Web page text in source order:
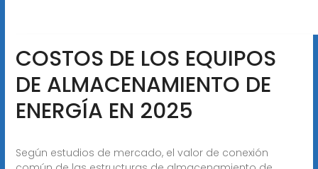
COSTOS DE LOS EQUIPOS
DE ALMACENAMIENTO DE
ENERGÍA EN 2025
Según estudios de mercado, el valor de conexión